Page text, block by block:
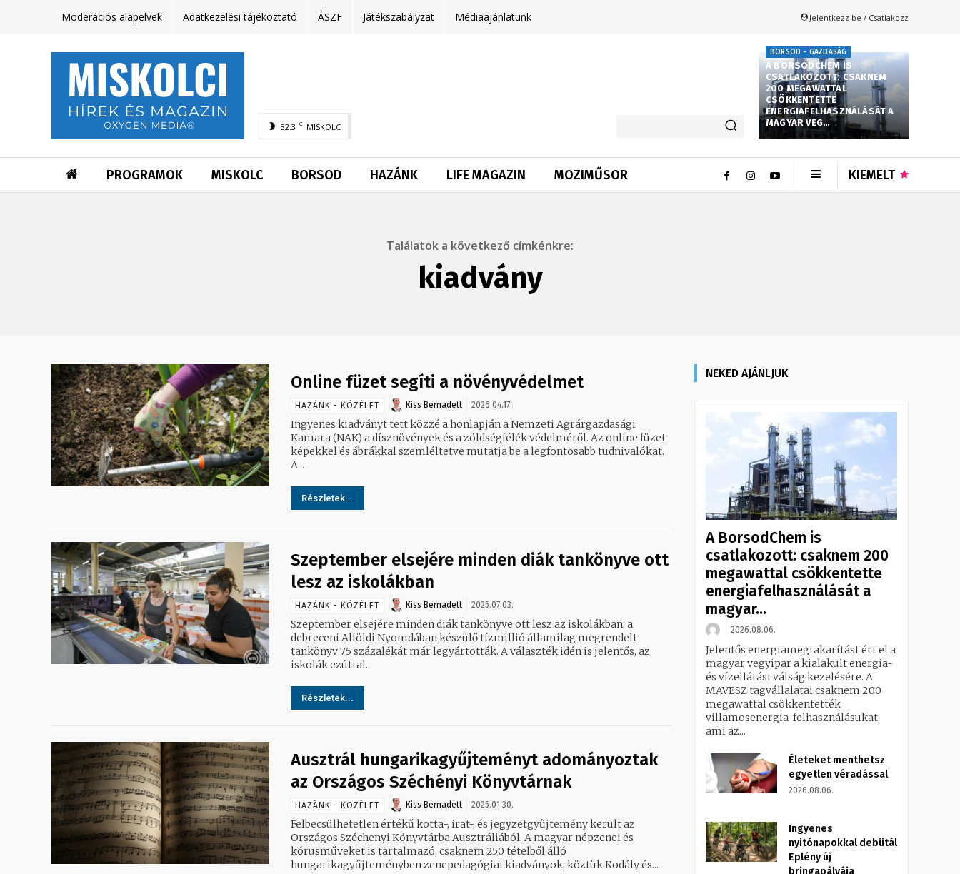
Moderációs alapelvek Adatkezelési tájékoztató ÁSZF Játékszabályzat Médiaajánlatunk Jelentkezz be / Csatlakozz
32.3 C MISKOLC
BORSOD - GAZDASÁG
A BORSODCHEM IS
CSATLAKOZOTT: CSAKNEM
200 MEGAWATTAL
CSÖKKENTETTE
ENERGIAFELHASZNÁLÁSÁT A
MAGYAR VEG…
PROGRAMOK MISKOLC BORSOD HAZÁNK LIFE MAGAZIN MOZIMŰSOR KIEMELT
Találatok a következő címkénkre:
kiadvány
Online füzet segíti a növényvédelmet
HAZÁNK - KÖZÉLET Kiss Bernadett 2026.04.17.
Ingyenes kiadványt tett közzé a honlapján a Nemzeti Agrárgazdasági
Kamara (NAK) a dísznövények és a zöldségfélék védelméről. Az online füzet
képekkel és ábrákkal szemléltetve mutatja be a legfontosabb tudnivalókat.
A...
Részletek...
Szeptember elsejére minden diák tankönyve ott
lesz az iskolákban
HAZÁNK - KÖZÉLET Kiss Bernadett 2025.07.03.
Szeptember elsejére minden diák tankönyve ott lesz az iskolákban: a
debreceni Alföldi Nyomdában készülő tízmillió államilag megrendelt
tankönyv 75 százalékát már legyártották. A választék idén is jelentős, az
iskolák ezúttal...
Részletek...
Ausztrál hungarikagyűjteményt adományoztak
az Országos Széchényi Könyvtárnak
HAZÁNK - KÖZÉLET Kiss Bernadett 2025.01.30.
Felbecsülhetetlen értékű kotta-, irat-, és jegyzetgyűjtemény került az
Országos Széchenyi Könyvtárba Ausztráliából. A magyar népzenei és
kórusműveket is tartalmazó, csaknem 250 tételből álló
hungarikagyűjteményben zenepedagógiai kiadványok, köztük Kodály és...
NEKED AJÁNLJUK
A BorsodChem is
csatlakozott: csaknem 200
megawattal csökkentette
energiafelhasználását a
magyar...
2026.08.06.
Jelentős energiamegtakarítást ért el a
magyar vegyipar a kialakult energia-
és vízellátási válság kezelésére. A
MAVESZ tagvállalatai csaknem 200
megawattal csökkentették
villamosenergia-felhasználásukat,
ami az...
Életeket menthetsz
egyetlen véradással
2026.08.06.
Ingyenes
nyitónapokkal debütál
Eplény új
bringapályája